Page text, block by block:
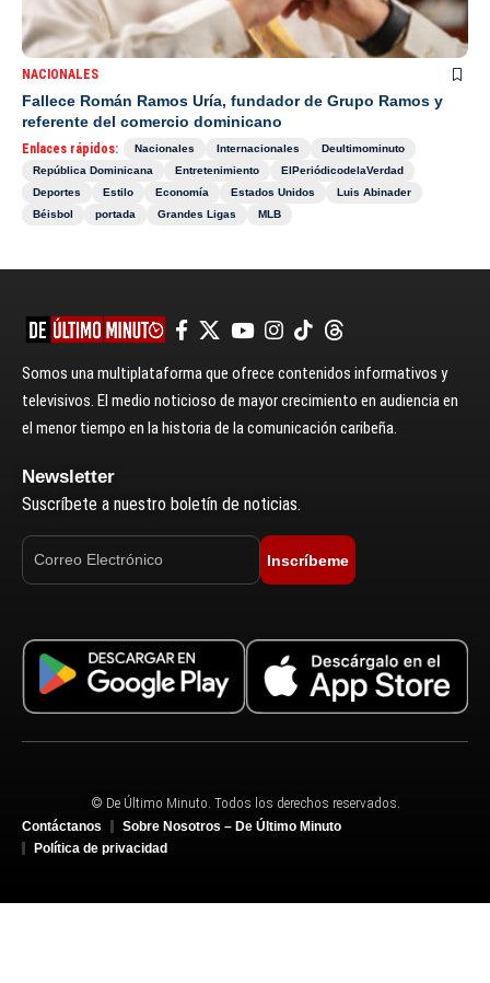
NACIONALES
Fallece Román Ramos Uría, fundador de Grupo Ramos y
referente del comercio dominicano
Enlaces rápidos: Nacionales Internacionales
Deultimominuto
República Dominicana
Entretenimiento
ElPeriódicodelaVerdad
Deportes
Estilo Economía Estados Unidos
Luis Abinader
Béisbol
portada Grandes Ligas MLB
Somos una multiplataforma que ofrece contenidos informativos y
televisivos. El medio noticioso de mayor crecimiento en audiencia en
el menor tiempo en la historia de la comunicación caribeña.
Newsletter
Suscríbete a nuestro boletín de noticias.
Inscríbeme
© De Último Minuto. Todos los derechos reservados.
Contáctanos
Sobre Nosotros – De Último Minuto
Política de privacidad